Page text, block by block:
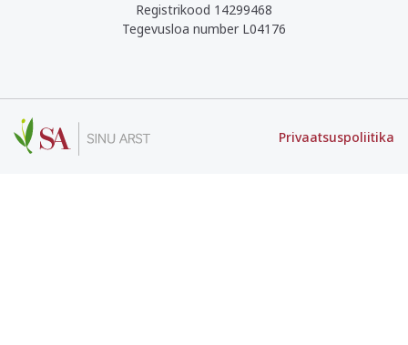
Registrikood 14299468
Tegevusloa number L04176
Privaatsuspoliitika